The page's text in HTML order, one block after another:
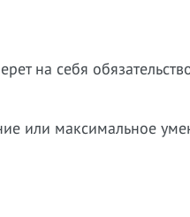
на себя
или максимальное